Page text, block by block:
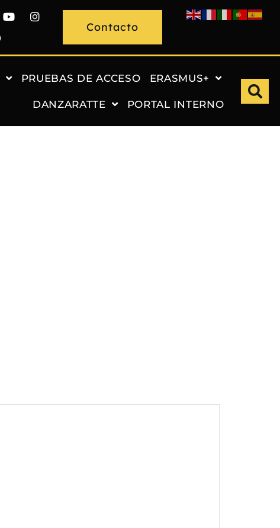
Contacto
PRUEBAS DE ACCESO ERASMUS+
DANZARATTE PORTAL INTERNO